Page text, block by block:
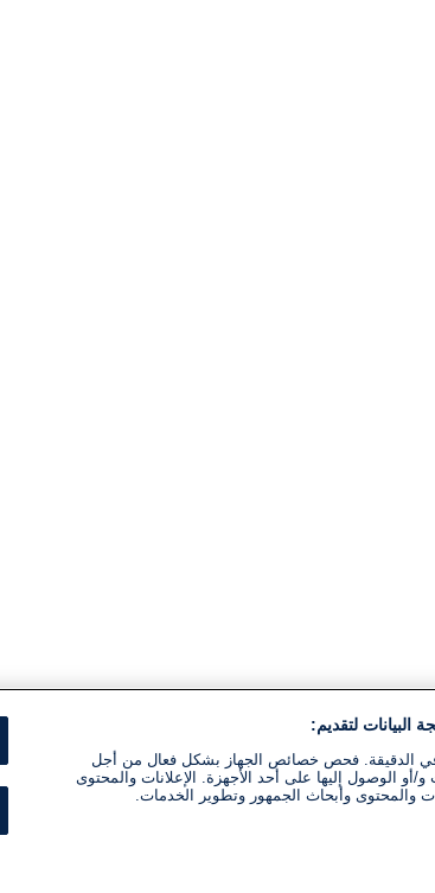
البيانات لتقديم:
الدقيقة. فحص خصائص الجهاز بشكل فعال من أجل
أو الوصول إليها على أحد الأجهزة. الإعلانات والمحتوى
والمحتوى وأبحاث الجمهور وتطوير الخدمات.